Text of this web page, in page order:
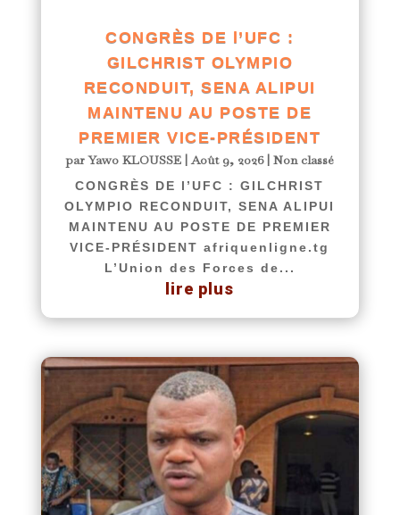
CONGRÈS DE l’UFC :
GILCHRIST OLYMPIO
RECONDUIT, SENA ALIPUI
MAINTENU AU POSTE DE
PREMIER VICE-PRÉSIDENT
parYawo KLOUSSE |Août 9, 2026|Non classé
CONGRÈS DE l’UFC : GILCHRIST
OLYMPIO RECONDUIT, SENA ALIPUI
MAINTENU AU POSTE DE PREMIER
VICE-PRÉSIDENT afriquenligne.tg
L’Union des Forces de...
lire plus